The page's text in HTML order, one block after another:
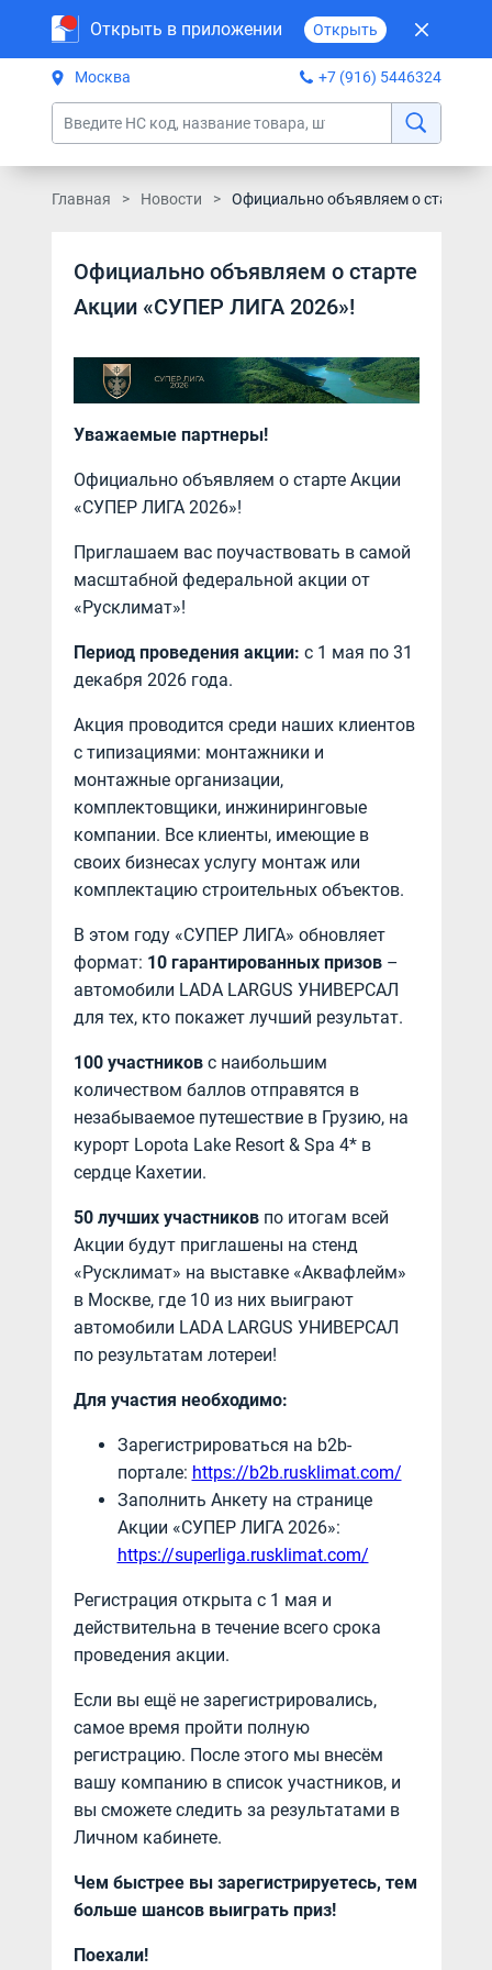
Открыть в приложении Открыть
Москва +7 (916) 5446324
Главная Новости Официально объявляем о старте
Официально объявляем о старте
Акции «СУПЕР ЛИГА 2026»!
Уважаемые партнеры!
Официально объявляем о старте Акции
«СУПЕР ЛИГА 2026»!
Приглашаем вас поучаствовать в самой
масштабной федеральной акции от
«Русклимат»!
Период проведения акции: с 1 мая по 31
декабря 2026 года.
Акция проводится среди наших клиентов
с типизациями: монтажники и
монтажные организации,
комплектовщики, инжиниринговые
компании. Все клиенты, имеющие в
своих бизнесах услугу монтаж или
комплектацию строительных объектов.
В этом году «СУПЕР ЛИГА» обновляет
формат: 10 гарантированных призов–
автомобили LADA LARGUS УНИВЕРСАЛ
для тех, кто покажет лучший результат.
100 участниковс наибольшим
количеством баллов отправятся в
незабываемое путешествие в Грузию, на
курорт Lopota Lake Resort & Spa 4* в
сердце Кахетии.
50 лучших участниковпо итогам всей
Акции будут приглашены на стенд
«Русклимат» на выставке «Аквафлейм»
в Москве, где 10 из них выиграют
автомобили LADA LARGUS УНИВЕРСАЛ
по результатам лотереи!
Для участия необходимо:
Зарегистрироваться на b2b-
портале: https://b2b.rusklimat.com/
Заполнить Анкету на странице
Акции «СУПЕР ЛИГА 2026»:
https://superliga.rusklimat.com/
Регистрация открыта с 1 мая и
действительна в течение всего срока
проведения акции.
Если вы ещё не зарегистрировались,
самое время пройти полную
регистрацию. После этого мы внесём
вашу компанию в список участников, и
вы сможете следить за результатами в
Личном кабинете.
Чем быстрее вы зарегистрируетесь, тем
больше шансов выиграть приз!
Поехали!